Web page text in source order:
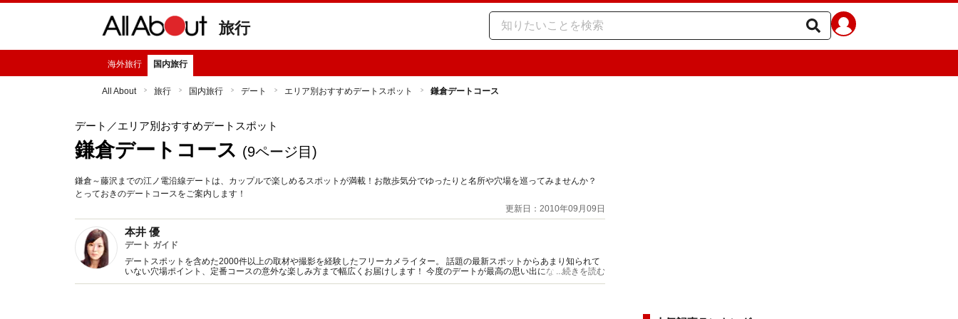
旅行
海外旅行 国内旅行
All About 旅行 国内旅行 デート エリア別おすすめデートスポット 鎌倉デートコース
デート ／エリア別おすすめデートスポット
鎌倉デートコース (9ページ目)
鎌倉～藤沢までの江ノ電沿線デートは、カップルで楽しめるスポットが満載！お散歩気分でゆったりと名所や穴場を巡ってみませんか？
とっておきのデートコースをご案内します！
更新日：2010年09月09日
本井 優
デート ガイド
デートスポットを含めた2000件以上の取材や撮影を経験したフリーカメライター。 話題の最新スポットからあまり知られて
いない穴場ポイント、定番コースの意外な楽しみ方まで幅広くお届けします！ 今度のデートが最高の思い出になりますよう
に……。
...続きを読む